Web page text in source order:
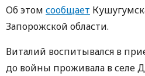
Об этом сообщает
Запорожской области.
Виталий воспитывался в
до войны проживала в селе